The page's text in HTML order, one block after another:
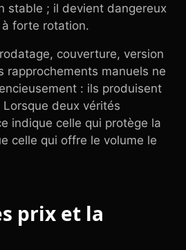
stable ; il devient dangereux
forte rotation.
couverture, version
rapprochements manuels ne
: ils produisent
Lorsque deux vérités
indique celle qui protège la
celle qui offre le volume le
prix et la